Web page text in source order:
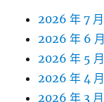
2026 年 7 月
2026 年 6 月
2026 年 5 月
2026 年 4 月
2026 年 3 月